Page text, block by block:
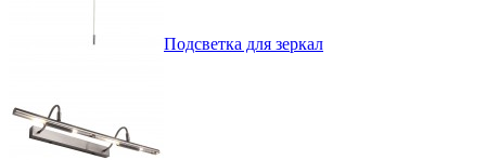
Подсветка для зеркал